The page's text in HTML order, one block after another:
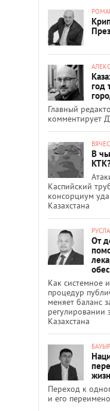
год
Главный
комментирует
В
Каспийский
консорциум
Казахстана
От
Как системное
процедур
меняет баланс
регулировании
Казахстана
Переход к
и его